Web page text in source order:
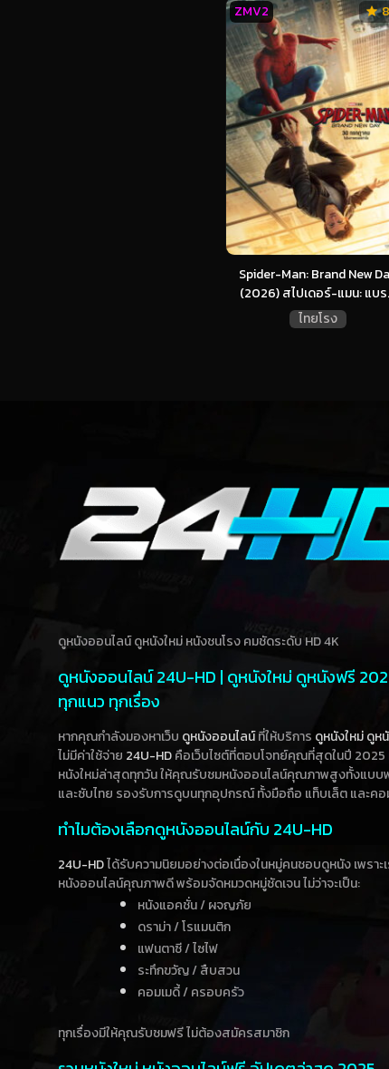
Spider-Man: Brand New
(2026) สไปเดอร์-แมน: แบร
ไทยโรง
ZMV2
ดูหนังออนไลน์ ดูหนังใหม่ หนังชนโรง คมชัดระดับ HD 4K
ดูหนังออนไลน์ 24U-HD | ดูหนังใหม่ ดูหนังฟรี
ทุกแนว ทุกเรื่อง
หากคุณกำลังมองหาเว็บ ดูหนังออนไลน์ที่ให้บริการ ดูหนังใหม่ดูห
ไม่มีค่าใช้จ่าย 24U-HDคือเว็บไซต์ที่ตอบโจทย์คุณที่สุดในปี 2025
หนังใหม่ล่าสุดทุกวัน ให้คุณรับชมหนังออนไลน์คุณภาพสูงทั้งแบบ
และซับไทย รองรับการดูบนทุกอุปกรณ์ ทั้งมือถือ แท็บเล็ต และค
ทำไมต้องเลือกดูหนังออนไลน์กับ 24U-HD
24U-HDได้รับความนิยมอย่างต่อเนื่องในหมู่คนชอบดูหนัง เพราะ
หนังออนไลน์คุณภาพดี พร้อมจัดหมวดหมู่ชัดเจน ไม่ว่าจะเป็น:
หนังแอคชั่น / ผจญภัย
ดราม่า / โรแมนติก
แฟนตาซี / ไซไฟ
ระทึกขวัญ / สืบสวน
คอมเมดี้ / ครอบครัว
ทุกเรื่องมีให้คุณรับชมฟรี ไม่ต้องสมัครสมาชิก